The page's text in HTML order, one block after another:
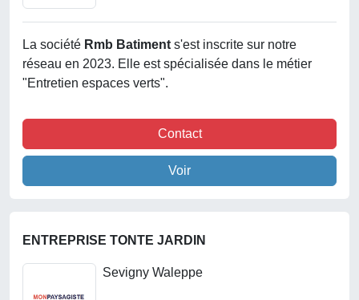
La société Rmb Batiment s'est inscrite sur notre
réseau en 2023. Elle est spécialisée dans le métier
"Entretien espaces verts".
Contact
Voir
ENTREPRISE TONTE JARDIN
Sevigny Waleppe